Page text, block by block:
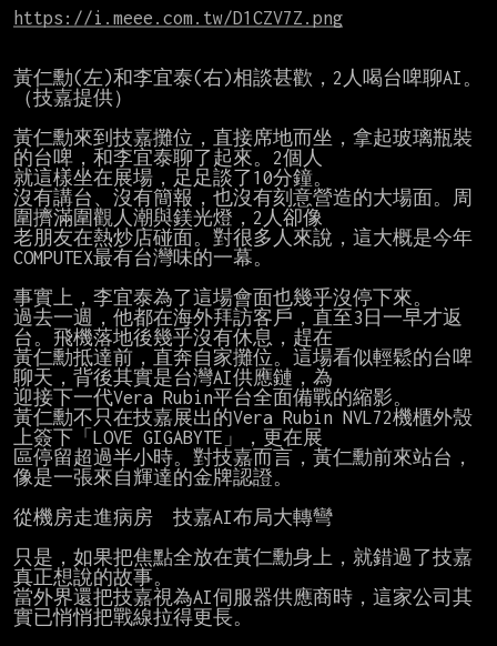
https://i.meee.com.tw/D1CZV7Z.png
黃仁勳(左)和李宜泰(右)相談甚歡，2人喝台啤聊AI。
（技嘉提供）
黃仁勳來到技嘉攤位，直接席地而坐，拿起玻璃瓶裝
的台啤，和李宜泰聊了起來。2個人
就這樣坐在展場，足足談了10分鐘。
沒有講台、沒有簡報，也沒有刻意營造的大場面。周
圍擠滿圍觀人潮與鎂光燈，2人卻像
老朋友在熱炒店碰面。對很多人來說，這大概是今年
COMPUTEX最有台灣味的一幕。
事實上，李宜泰為了這場會面也幾乎沒停下來。
過去一週，他都在海外拜訪客戶，直至3日一早才返
台。飛機落地後幾乎沒有休息，趕在
黃仁勳抵達前，直奔自家攤位。這場看似輕鬆的台啤
聊天，背後其實是台灣AI供應鏈，為
迎接下一代Vera Rubin平台全面備戰的縮影。
黃仁勳不只在技嘉展出的Vera Rubin NVL72機櫃外殼
上簽下「LOVE GIGABYTE」，更在展
區停留超過半小時。對技嘉而言，黃仁勳前來站台，
像是一張來自輝達的金牌認證。
從機房走進病房　技嘉AI布局大轉彎
只是，如果把焦點全放在黃仁勳身上，就錯過了技嘉
真正想說的故事。
當外界還把技嘉視為AI伺服器供應商時，這家公司其
實已悄悄把戰線拉得更長。